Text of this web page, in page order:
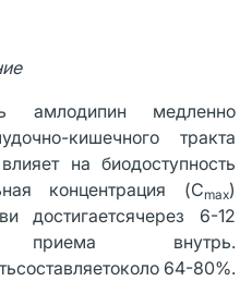
амлодипин медленно
кишечного тракта
на биодоступность
концентрация (Cmax)
достигаетсячерез 6-12
внутрь.
64-80%.